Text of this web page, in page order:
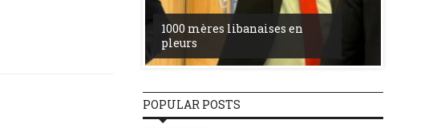
1000 mères libanaises en
pleurs
POPULAR POSTS